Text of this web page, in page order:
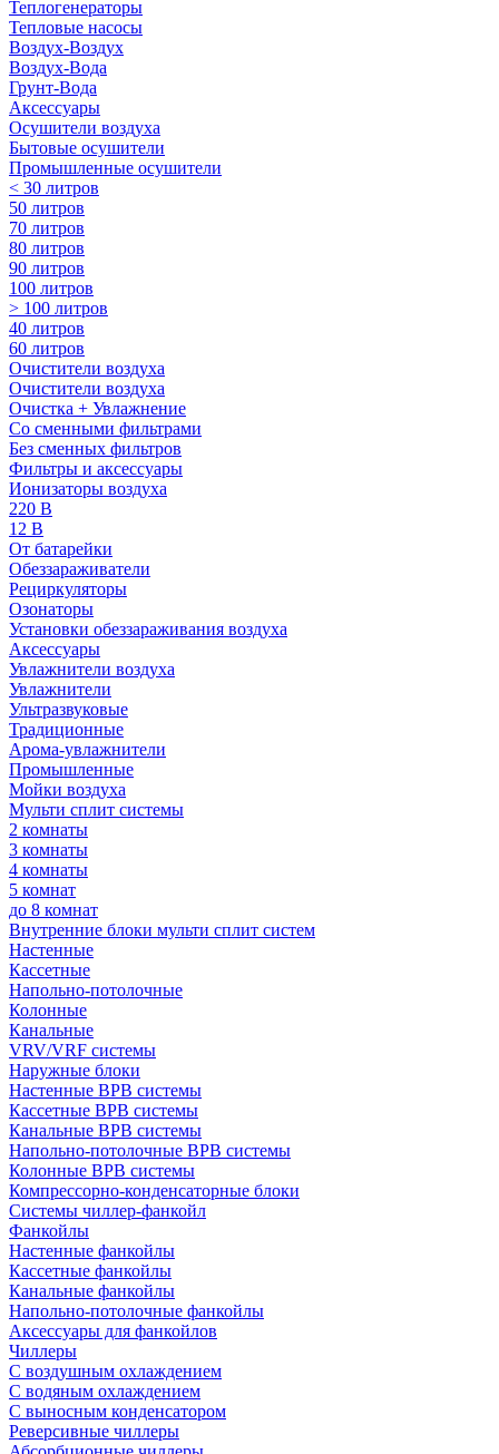
Теплогенераторы
Тепловые насосы
Воздух-Воздух
Воздух-Вода
Грунт-Вода
Аксессуары
Осушители воздуха
Бытовые осушители
Промышленные осушители
< 30 литров
50 литров
70 литров
80 литров
90 литров
100 литров
> 100 литров
40 литров
60 литров
Очистители воздуха
Очистители воздуха
Очистка + Увлажнение
Cо сменными фильтрами
Без сменных фильтров
Фильтры и аксессуары
Ионизаторы воздуха
220 В
12 В
От батарейки
Обеззараживатели
Рециркуляторы
Озонаторы
Установки обеззараживания воздуха
Аксессуары
Увлажнители воздуха
Увлажнители
Ультразвуковые
Традиционные
Арома-увлажнители
Промышленные
Мойки воздуха
Мульти сплит системы
2 комнаты
3 комнаты
4 комнаты
5 комнат
до 8 комнат
Внутренние блоки мульти сплит систем
Настенные
Кассетные
Напольно-потолочные
Колонные
Канальные
VRV/VRF системы
Наружные блоки
Настенные ВРВ системы
Кассетные ВРВ системы
Канальные ВРВ системы
Напольно-потолочные ВРВ системы
Колонные ВРВ системы
Компрессорно-конденсаторные блоки
Системы чиллер-фанкойл
Фанкойлы
Настенные фанкойлы
Кассетные фанкойлы
Канальные фанкойлы
Напольно-потолочные фанкойлы
Аксессуары для фанкойлов
Чиллеры
С воздушным охлаждением
С водяным охлаждением
С выносным конденсатором
Реверсивные чиллеры